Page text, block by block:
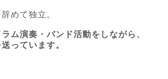
めて独立。
ム演奏・バンド活動をしながら、
っています。